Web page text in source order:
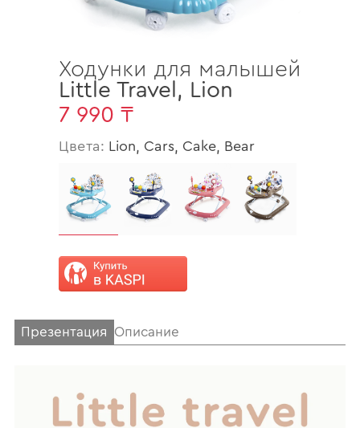
Ходунки для малышей
Little Travel , Lion
7 990 ₸
Цвета: Lion, Cars, Cake, Bear
Презентация Описание